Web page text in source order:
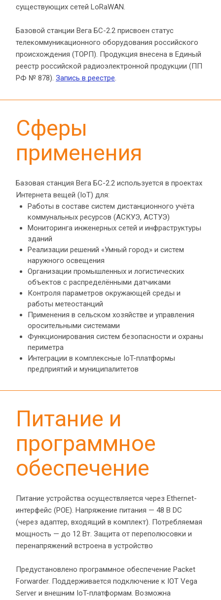
существующих сетей LoRaWAN.
Базовой станции Вега БС-2.2 присвоен статус
телекоммуникационного оборудования российского
происхождения (ТОРП). Продукция внесена в Единый
реестр российской радиоэлектронной продукции (ПП
РФ № 878). Запись в реестре.
Сферы
применения
Базовая станция Вега БС-2.2 используется в проектах
Интернета вещей (IoT) для:
Работы в составе систем дистанционного учёта
коммунальных ресурсов (АСКУЭ, АСТУЭ)
Мониторинга инженерных сетей и инфраструктуры
зданий
Реализации решений «Умный город» и систем
наружного освещения
Организации промышленных и логистических
объектов с распределёнными датчиками
Контроля параметров окружающей среды и
работы метеостанций
Применения в сельском хозяйстве и управления
оросительными системами
Функционирования систем безопасности и охраны
периметра
Интеграции в комплексные IoT-платформы
предприятий и муниципалитетов
Питание и
программное
обеспечение
Питание устройства осуществляется через Ethernet-
интерфейс (POE). Напряжение питания — 48 В DC
(через адаптер, входящий в комплект). Потребляемая
мощность — до 12 Вт. Защита от переполюсовки и
перенапряжений встроена в устройство
Предустановлено программное обеспечение Packet
Forwarder. Поддерживается подключение к IOT Vega
Server и внешним IoT-платформам. Возможна